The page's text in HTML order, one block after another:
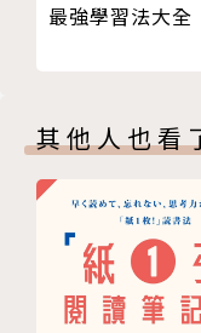
最強學習法大全
其他人也看